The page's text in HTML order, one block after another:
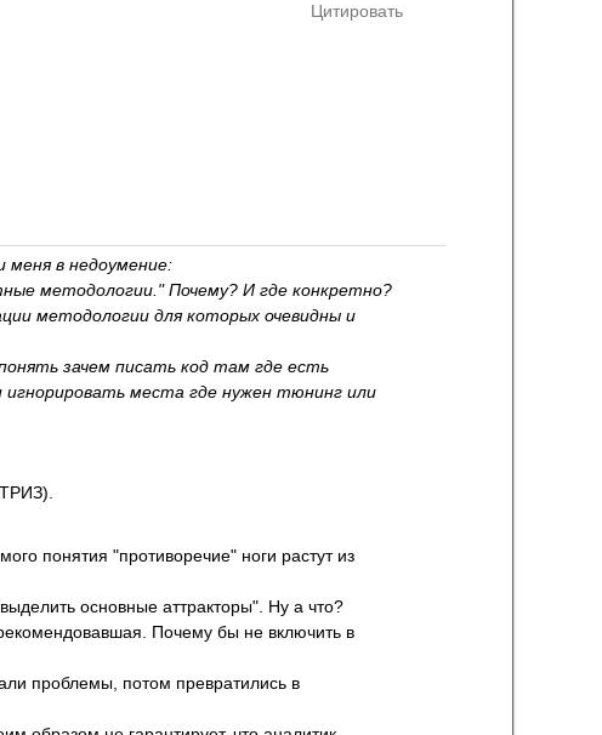
Цитировать
меня в недоумение:
методологии." Почему? И где конкретно?
методологии для которых очевидны и
зачем писать код там где есть
места где нужен тюнинг или
понятия "противоречие" ноги растут из
основные аттракторы". Ну а что?
Почему бы не включить в
проблемы, потом превратились в